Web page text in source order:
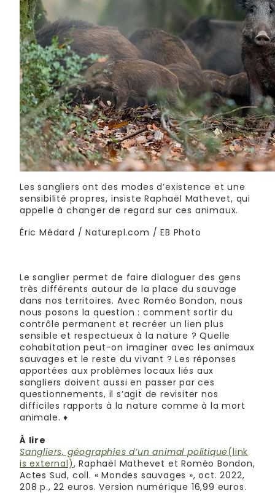
Les sangliers ont des modes d’existence et une
sensibilité propres, insiste Raphaël Mathevet, qui
appelle à changer de regard sur ces animaux.
Éric Médard / Naturepl.com / EB Photo
Le sanglier permet de faire dialoguer des gens
très différents autour de la place du sauvage
dans nos territoires. Avec Roméo Bondon, nous
nous posons la question : comment sortir du
contrôle permanent et recréer un lien plus
sensible et respectueux à la nature ? Quelle
cohabitation peut-on imaginer avec les animaux
sauvages et le reste du vivant ? Les réponses
apportées aux problèmes locaux liés aux
sangliers doivent aussi en passer par ces
questionnements, il s’agit de revisiter nos
difficiles rapports à la nature comme à la mort
animale. ♦
À lire
Sangliers, géographies d’un animal politique(link
is external), Raphaël Mathevet et Roméo Bondon,
Actes Sud, coll. « Mondes sauvages », oct. 2022,
208 p., 22 euros. Version numérique 16,99 euros.